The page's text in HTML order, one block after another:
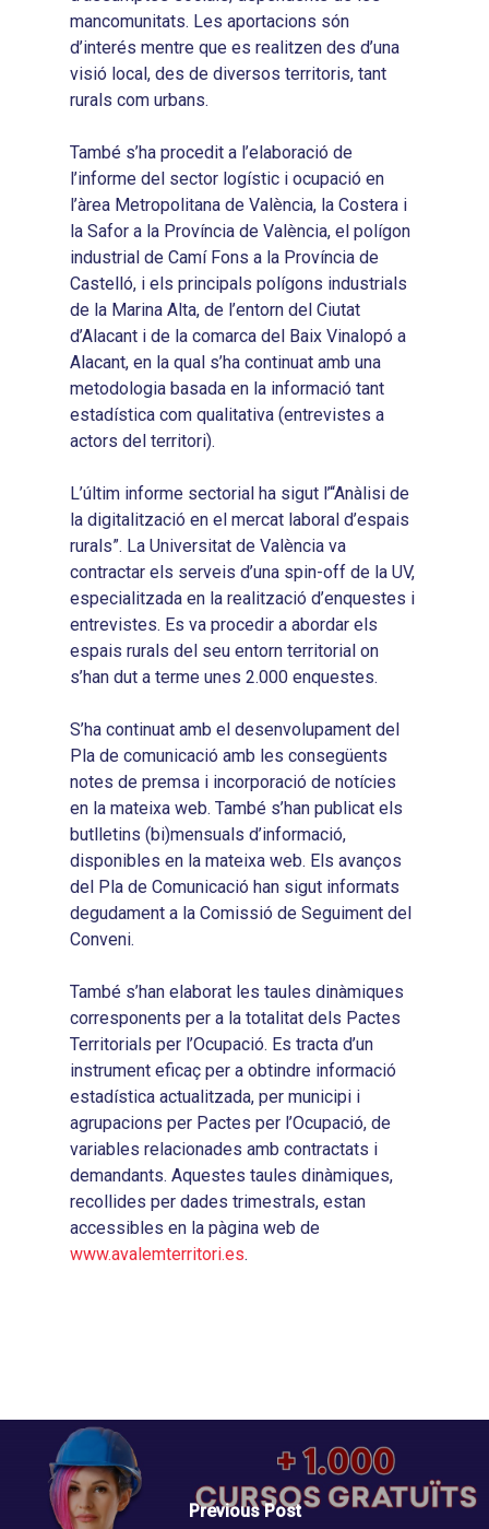
mancomunitats. Les aportacions són
d’interés mentre que es realitzen des d’una
visió local, des de diversos territoris, tant
rurals com urbans.
També s’ha procedit a l’elaboració de
l’informe del sector logístic i ocupació en
l’àrea Metropolitana de València, la Costera i
la Safor a la Província de València, el polígon
industrial de Camí Fons a la Província de
Castelló, i els principals polígons industrials
de la Marina Alta, de l’entorn del Ciutat
d’Alacant i de la comarca del Baix Vinalopó a
Alacant, en la qual s’ha continuat amb una
metodologia basada en la informació tant
estadística com qualitativa (entrevistes a
actors del territori).
L’últim informe sectorial ha sigut l’“Anàlisi de
la digitalització en el mercat laboral d’espais
rurals”. La Universitat de València va
contractar els serveis d’una spin-off de la UV,
especialitzada en la realització d’enquestes i
entrevistes. Es va procedir a abordar els
espais rurals del seu entorn territorial on
s’han dut a terme unes 2.000 enquestes.
S’ha continuat amb el desenvolupament del
Pla de comunicació amb les consegüents
notes de premsa i incorporació de notícies
en la mateixa web. També s’han publicat els
butlletins (bi)mensuals d’informació,
disponibles en la mateixa web. Els avanços
del Pla de Comunicació han sigut informats
degudament a la Comissió de Seguiment del
Conveni.
També s’han elaborat les taules dinàmiques
corresponents per a la totalitat dels Pactes
Territorials per l’Ocupació. Es tracta d’un
instrument eficaç per a obtindre informació
estadística actualitzada, per municipi i
agrupacions per Pactes per l’Ocupació, de
variables relacionades amb contractats i
demandants. Aquestes taules dinàmiques,
recollides per dades trimestrals, estan
accessibles en la pàgina web de
www.avalemterritori.es.
Previous Post
Inici
Presentació
Objectius
Valoració de Projectes
Experimentals
Processos d’Innovació
Territorial
Necessitats
Formació Pactes 2022
Altres Accions:
2018
2019
2020
Publicacions
2016
2017
2018
2019
2020
2021
2022
Resums Projectes
Experimentals
2024
Informes
Infografies
Infografies 2021
Infografies 2022
Infografies 2023
Pactes per
LABORA
Documentació
Audiovisuals
Informació Estadística
Noticies
Actualitat
Contacte